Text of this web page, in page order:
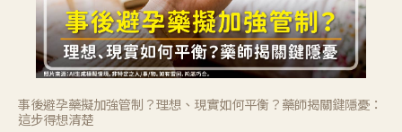
事後避孕藥擬加強管制？理想、現實如何平衡？藥師揭關鍵隱憂：
這步得想清楚